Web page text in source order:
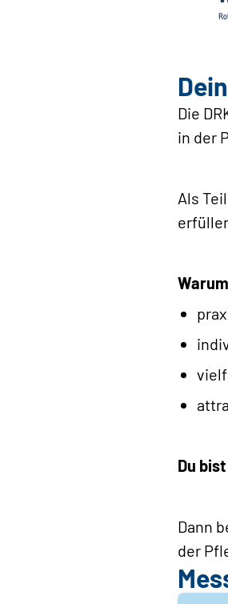
Die
in der
Als
Du
Dann
der